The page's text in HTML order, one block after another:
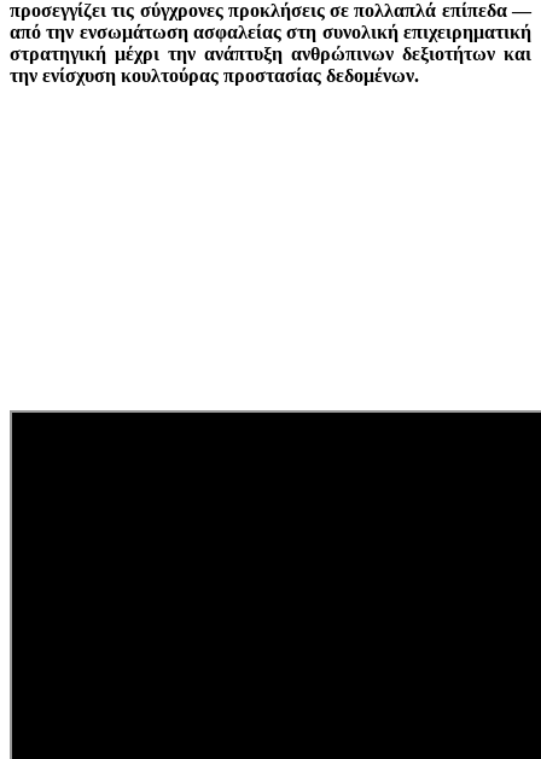
προσεγγίζει τις σύγχρονες προκλήσεις σε πολλαπλά επίπεδα —
από την ενσωμάτωση ασφαλείας στη συνολική επιχειρηματική
στρατηγική μέχρι την ανάπτυξη ανθρώπινων δεξιοτήτων και
την ενίσχυση κουλτούρας προστασίας δεδομένων.